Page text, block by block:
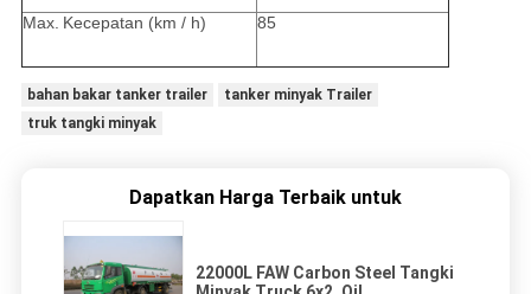
Max. Kecepatan (km / h) 85
bahan bakar tanker trailer
tanker minyak Trailer
truk tangki minyak
Dapatkan Harga Terbaik untuk
22000L FAW Carbon Steel Tangki